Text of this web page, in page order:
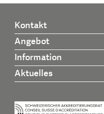
Kontakt
Angebot
Information
Aktuelles